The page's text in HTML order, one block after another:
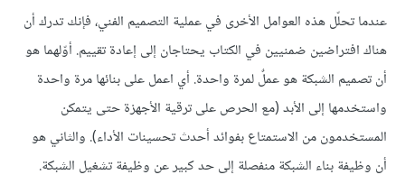
عندما تحلّل هذه العوامل الأخرى في عملية التصميم الفني، فإنك تدرك أن
هناك افتراضين ضمنيين في الكتاب يحتاجان إلى إعادة تقييم. أوّلهما هو
أن تصميم الشبكة هو عملٌ لمرة واحدة. أي اعمل على بنائها مرة واحدة
واستخدمها إلى الأبد (مع الحرص على ترقية الأجهزة حتى يتمكن
المستخدمون من الاستمتاع بفوائد أحدث تحسينات الأداء). والثاني هو
أن وظيفة بناء الشبكة منفصلة إلى حد كبير عن وظيفة تشغيل الشبكة.